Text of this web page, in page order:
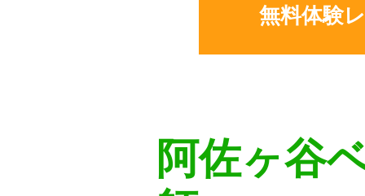
無料体験
阿佐ヶ谷